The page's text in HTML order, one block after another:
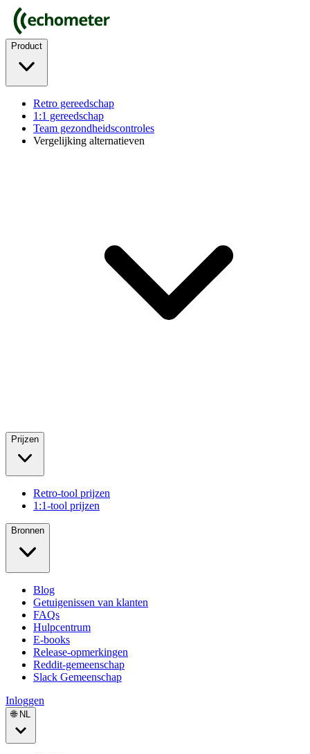
Product
Retro gereedschap
1:1 gereedschap
Team gezondheidscontroles
Vergelijking alternatieven
Prijzen
Retro-tool prijzen
1:1-tool prijzen
Bronnen
Blog
Getuigenissen van klanten
FAQs
Hulpcentrum
E-books
Release-opmerkingen
Reddit-gemeenschap
Slack Gemeenschap
Inloggen
🌐 NL